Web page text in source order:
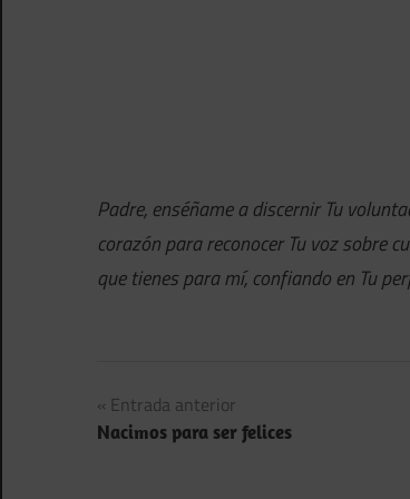
Padre, enséñame a discernir Tu
corazón para reconocer Tu voz sobre
que tienes para mí, confiando en Tu
Navegación
de
Entrada anterior
Nacimos para ser felices